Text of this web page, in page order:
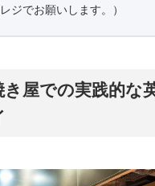
ジでお願いします。）
屋での実践的な